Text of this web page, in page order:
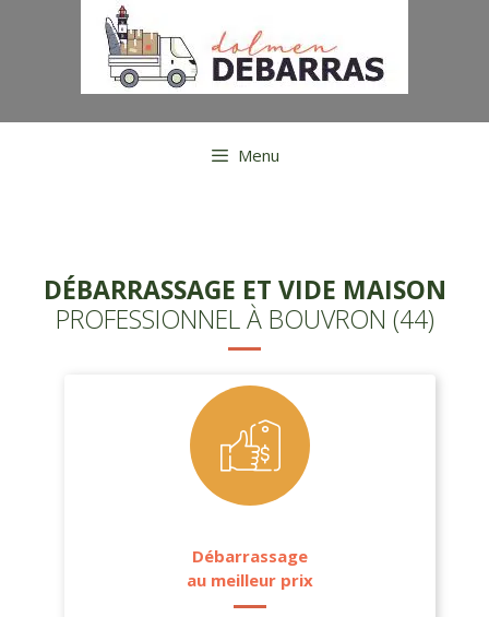
Menu
DÉBARRASSAGE ET VIDE MAISON
PROFESSIONNEL À BOUVRON (44)
Débarrassage
au meilleur prix